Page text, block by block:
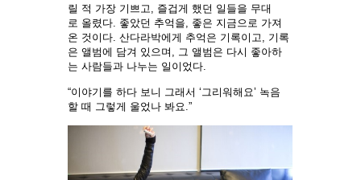
릴 적 가장 기쁘고, 즐겁게 했던 일들을 무대
로 올렸다. 좋았던 추억을, 좋은 지금으로 가져
온 것이다. 산다라박에게 추억은 기록이고, 기록
은 앨범에 담겨 있으며, 그 앨범은 다시 좋아하
는 사람들과 나누는 일이었다.
“이야기를 하다 보니 그래서 ‘그리워해요’ 녹음
할 때 그렇게 울었나 봐요.”